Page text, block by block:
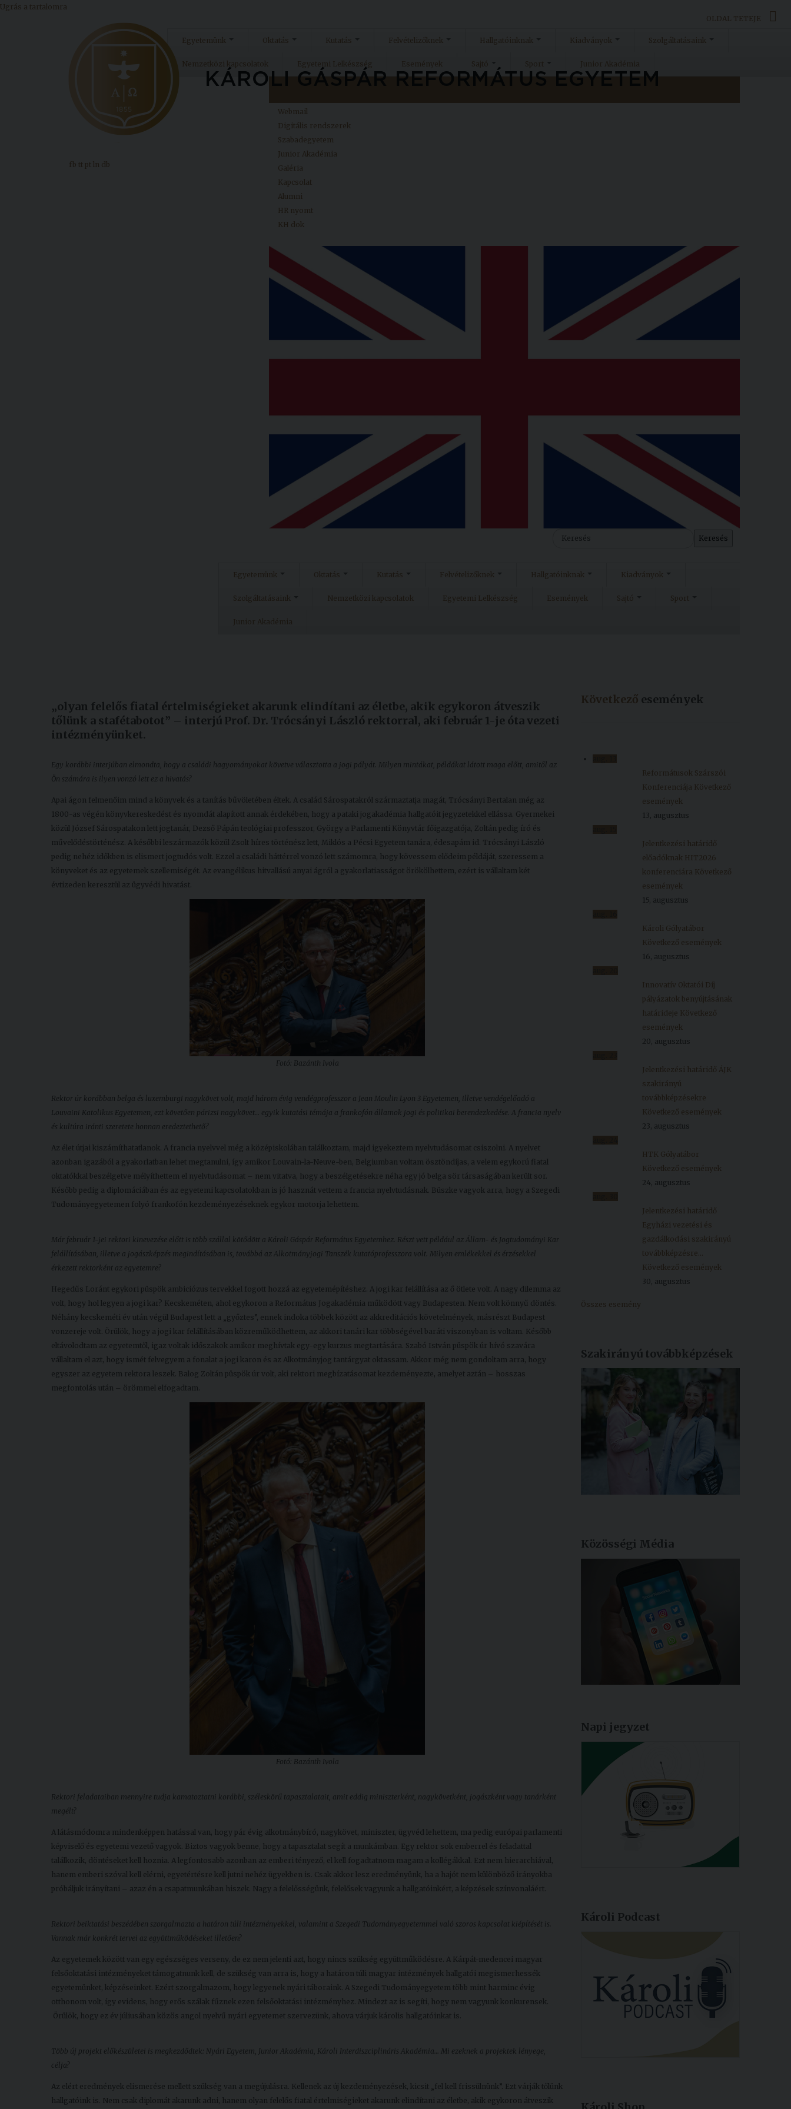
Ugrás a tartalomra
Egyetemünk Oktatás Kutatás Felvételizőknek Hallgatóinknak Kiadványok Szolgáltatásaink
Nemzetközi kapcsolatok Egyetemi Lelkészség Események Sajtó Sport Junior Akadémia
Webmail
Digitális rendszerek
Szabadegyetem
Junior Akadémia
Galéria
Kapcsolat
Alumni
HR nyomt
KH dok
Keresés
fb tt pt ln db
Egyetemünk Oktatás Kutatás Felvételizőknek Hallgatóinknak Kiadványok
Szolgáltatásaink Nemzetközi kapcsolatok Egyetemi Lelkészség Események Sajtó Sport
Junior Akadémia
„olyan felelős fiatal értelmiségieket akarunk elindítani az életbe, akik egykoron átveszik
tőlünk a stafétabotot” – interjú Prof. Dr. Trócsányi László rektorral, aki február 1-je óta vezeti
intézményünket.
Egy korábbi interjúban elmondta, hogy a családi hagyományokat követve választotta a jogi pályát. Milyen mintákat, példákat látott maga előtt, amitől az
Ön számára is ilyen vonzó lett ez a hivatás?
Apai ágon felmenőim mind a könyvek és a tanítás bűvöletében éltek. A család Sárospatakról származtatja magát, Trócsányi Bertalan még az
1800-as végén könyvkereskedést és nyomdát alapított annak érdekében, hogy a pataki jogakadémia hallgatóit jegyzetekkel ellássa. Gyermekei
közül József Sárospatakon lett jogtanár, Dezső Pápán teológiai professzor, György a Parlamenti Könyvtár főigazgatója, Zoltán pedig író és
művelődéstörténész. A későbbi leszármazók közül Zsolt híres történész lett, Miklós a Pécsi Egyetem tanára, édesapám id. Trócsányi László
pedig nehéz időkben is elismert jogtudós volt. Ezzel a családi háttérrel vonzó lett számomra, hogy kövessem elődeim példáját, szeressem a
könyveket és az egyetemek szellemiségét. Az evangélikus hitvallású anyai ágról a gyakorlatiasságot örökölhettem, ezért is vállaltam két
évtizeden keresztül az ügyvédi hivatást.
Fotó: Bazánth Ivola
Rektor úr korábban belga és luxemburgi nagykövet volt, majd három évig vendégprofesszor a Jean Moulin Lyon 3 Egyetemen, illetve vendégelőadó a
Louvaini Katolikus Egyetemen, ezt követően párizsi nagykövet… egyik kutatási témája a frankofón államok jogi és politikai berendezkedése. A francia nyelv
és kultúra iránti szeretete honnan eredeztethető?
Az élet útjai kiszámíthatatlanok. A francia nyelvvel még a középiskolában találkoztam, majd igyekeztem nyelvtudásomat csiszolni. A nyelvet
azonban igazából a gyakorlatban lehet megtanulni, így amikor Louvain-la-Neuve-ben, Belgiumban voltam ösztöndíjas, a velem egykorú fiatal
oktatókkal beszélgetve mélyíthettem el nyelvtudásomat – nem vitatva, hogy a beszélgetésekre néha egy jó belga sör társaságában került sor.
Később pedig a diplomáciában és az egyetemi kapcsolatokban is jó hasznát vettem a francia nyelvtudásnak. Büszke vagyok arra, hogy a Szegedi
Tudományegyetemen folyó frankofón kezdeményezéseknek egykor motorja lehettem.
Már február 1-jei rektori kinevezése előtt is több szállal kötődött a Károli Gáspár Református Egyetemhez. Részt vett például az Állam- és Jogtudományi Kar
felállításában, illetve a jogászképzés megindításában is, továbbá az Alkotmányjogi Tanszék kutatóprofesszora volt. Milyen emlékekkel és érzésekkel
érkezett rektorként az egyetemre?
Hegedűs Loránt egykori püspök ambiciózus tervekkel fogott hozzá az egyetemépítéshez. A jogi kar felállítása az ő ötlete volt. A nagy dilemma az
volt, hogy hol legyen a jogi kar? Kecskeméten, ahol egykoron a Református Jogakadémia működött vagy Budapesten. Nem volt könnyű döntés.
Néhány kecskeméti év után végül Budapest lett a „győztes”, ennek indoka többek között az akkreditációs követelmények, másrészt Budapest
vonzereje volt. Örülök, hogy a jogi kar felállításában közreműködhettem, az akkori tanári kar többségével baráti viszonyban is voltam. Később
eltávolodtam az egyetemtől, igaz voltak időszakok amikor meghívtak egy-egy kurzus megtartására. Szabó István püspök úr hívó szavára
vállaltam el azt, hogy ismét felvegyem a fonalat a jogi karon és az Alkotmányjog tantárgyat oktassam. Akkor még nem gondoltam arra, hogy
egyszer az egyetem rektora leszek. Balog Zoltán püspök úr volt, aki rektori megbízatásomat kezdeményezte, amelyet aztán – hosszas
megfontolás után – örömmel elfogadtam.
Fotó: Bazánth Ivola
Rektori feladataiban mennyire tudja kamatoztatni korábbi, széleskörű tapasztalatait, amit eddig miniszterként, nagykövetként, jogászként vagy tanárként
megélt?
A látásmódomra mindenképpen hatással van, hogy pár évig alkotmánybíró, nagykövet, miniszter, ügyvéd lehettem, ma pedig európai parlamenti
képviselő és egyetemi vezető vagyok. Biztos vagyok benne, hogy a tapasztalat segít a munkámban. Egy rektor sok emberrel és feladattal
találkozik, döntéseket kell hoznia. A legfontosabb azonban az emberi tényező, el kell fogadtatnom magam a kollégákkal. Ezt nem hierarchiával,
hanem emberi szóval kell elérni, egyetértésre kell jutni nehéz ügyekben is. Csak akkor lesz eredményünk, ha a hajót nem különböző irányokba
próbáljuk irányítani – azaz én a csapatmunkában hiszek. Nagy a felelősségünk, felelősek vagyunk a hallgatóinkért, a képzések színvonaláért.
Rektori beiktatási beszédében szorgalmazta a határon túli intézményekkel, valamint a Szegedi Tudományegyetemmel való szoros kapcsolat kiépítését is.
Vannak már konkrét tervei az együttműködéseket illetően?
Az egyetemek között van egy egészséges verseny, de ez nem jelenti azt, hogy nincs szükség együttműködésre. A Kárpát-medencei magyar
felsőoktatási intézményeket támogatnunk kell, de szükség van arra is, hogy a határon túli magyar intézmények hallgatói megismerhessék
egyetemünket, képzéseinket. Ezért szorgalmazom, hogy legyenek nyári táboraink. A Szegedi Tudományegyetem több mint harminc évig
otthonom volt, így evidens, hogy erős szálak fűznek ezen felsőoktatási intézményhez. Mindezt az is segíti, hogy nem vagyunk konkurensek.
Örülök, hogy ez év júliusában közös angol nyelvű nyári egyetemet szervezünk, ahova várjuk károlis hallgatóinkat is.
Több új projekt előkészületei is megkezdődtek: Nyári Egyetem, Junior Akadémia, Károli Interdiszciplináris Akadémia… Mi ezeknek a projektek lényege,
célja?
Az elért eredmények elismerése mellett szükség van a megújulásra. Kellenek az új kezdeményezések, kicsit „fel kell frissülnünk”. Ezt várják tőlünk
hallgatóink is. Nem csak diplomát akarunk adni, hanem olyan felelős fiatal értelmiségieket akarunk elindítani az életbe, akik egykoron átveszik
Következő események
Reformátusok Szárszói
Konferenciája Következő
események
13, augusztus
Jelentkezési határidő
előadóknak HIT2026
konferenciára Következő
események
15, augusztus
Károli Gólyatábor
Következő események
16, augusztus
Innovatív Oktatói Díj
pályázatok benyújtásának
határideje Következő
események
20, augusztus
Jelentkezési határidő ÁJK
szakirányú
továbbképzésekre
Következő események
23, augusztus
HTK Gólyatábor
Következő események
24, augusztus
Jelentkezési határidő
Egyházi vezetési és
gazdálkodási szakirányú
továbbképzésre...
Következő események
30, augusztus
Összes esemény
Szakirányú továbbképzések
Közösségi Média
Napi jegyzet
Károli Podcast
OLDAL TETEJE